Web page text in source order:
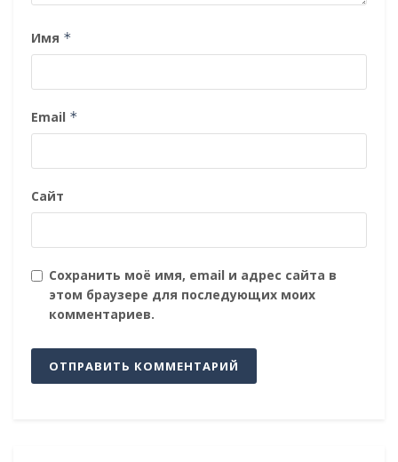
Имя *
Email *
Сайт
Сохранить моё имя, email и адрес сайта в
этом браузере для последующих моих
комментариев.